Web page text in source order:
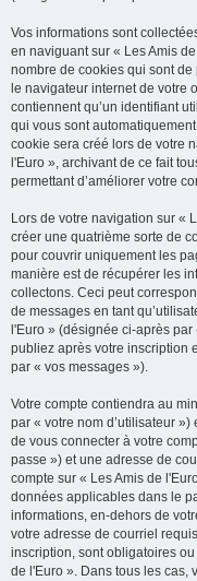
Vos informations sont
en naviguant sur « Les Amis
nombre de cookies qui sont
le navigateur internet de votre
contiennent qu’un identifiant
qui vous sont
cookie sera créé lors de votre
l'Euro », archivant de ce fait
permettant d’améliorer votre
Lors de votre navigation sur «
créer une quatrième sorte de
pour couvrir uniquement les
manière est de récupérer les
collectons. Ceci peut
de messages en tant
l'Euro » (désignée ci-après
publiez après votre inscription
par « vos messages »).
Votre compte contiendra au
par « votre nom d’utilisateur
de vous connecter à votre
passe ») et une adresse de
compte sur « Les Amis de
données applicables dans le
informations, en-dehors de
votre adresse de courriel
inscription, sont obligatoires
de l'Euro ». Dans tous les cas,